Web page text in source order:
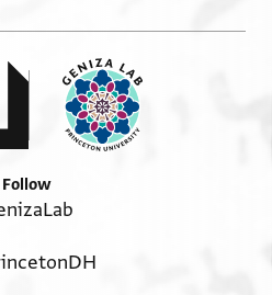
Follow